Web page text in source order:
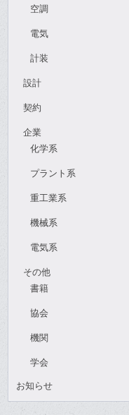
空調
電気
計装
設計
契約
企業
化学系
プラント系
重工業系
機械系
電気系
その他
書籍
協会
機関
学会
お知らせ